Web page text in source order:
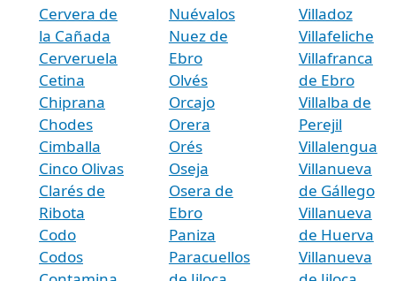
Cervera de
la Cañada
Cerveruela
Cetina
Chiprana
Chodes
Cimballa
Cinco Olivas
Clarés de
Ribota
Codo
Codos
Nuévalos
Nuez de
Ebro
Olvés
Orcajo
Orera
Orés
Oseja
Osera de
Ebro
Paniza
Paracuellos
Villadoz
Villafeliche
Villafranca
de Ebro
Villalba de
Perejil
Villalengua
Villanueva
de Gállego
Villanueva
de Huerva
Villanueva